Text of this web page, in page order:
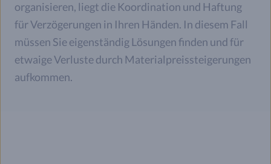
organisieren, liegt die Koordination und Haftung
für Verzögerungen in Ihren Händen. In diesem Fall
müssen Sie eigenständig Lösungen finden und für
etwaige Verluste durch Materialpreissteigerungen
aufkommen.